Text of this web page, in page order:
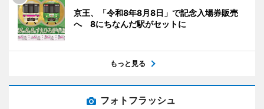
京王、「令和8年8月8日」で記念入場券販売
へ 8にちなんだ駅がセットに
もっと見る
フォトフラッシュ